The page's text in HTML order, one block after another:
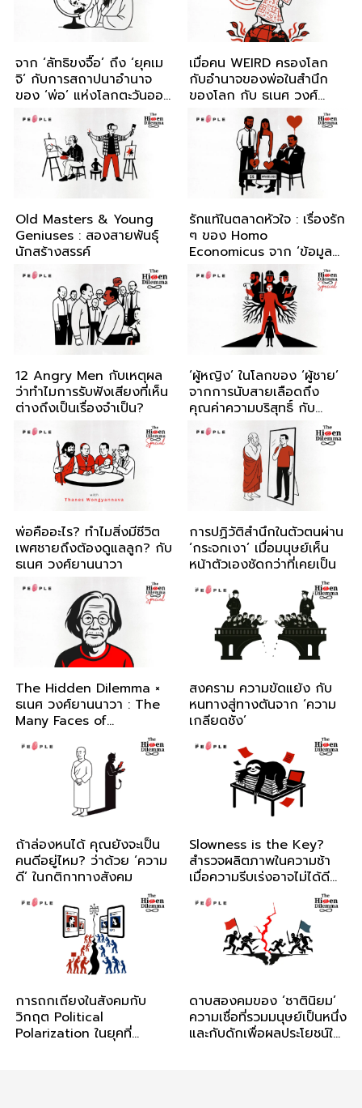
จาก ‘ลัทธิขงจื๊อ’ ถึง ‘ยุคเม
จิ’ กับการสถาปนาอำนาจ
ของ ‘พ่อ’ แห่งโลกตะวันออก
กับ ธเนศ วงศ์ยานนาวา
เมื่อคน WEIRD ครองโลก
กับอำนาจของพ่อในสำนึก
ของโลก กับ ธเนศ วงศ์
ยานนาวา
Old Masters & Young
Geniuses : สองสายพันธุ์
นักสร้างสรรค์
รักแท้ในตลาดหัวใจ : เรื่องรัก
ๆ ของ Homo
Economicus จาก ‘ข้อมูล
อสมมาตร’ ถึง ‘ความเป็น
เหตุเป็นผล’
12 Angry Men กับเหตุผล
ว่าทำไมการรับฟังเสียงที่เห็น
ต่างถึงเป็นเรื่องจำเป็น?
‘ผู้หญิง’ ในโลกของ ‘ผู้ชาย’
จากการนับสายเลือดถึง
คุณค่าความบริสุทธิ์ กับ
ธเนศ วงศ์ยานนาวา
พ่อคืออะไร? ทำไมสิ่งมีชีวิต
เพศชายถึงต้องดูแลลูก? กับ
ธเนศ วงศ์ยานนาวา
การปฏิวัติสำนึกในตัวตนผ่าน
‘กระจกเงา’ เมื่อมนุษย์เห็น
หน้าตัวเองชัดกว่าที่เคยเป็น
The Hidden Dilemma ×
ธเนศ วงศ์ยานนาวา : The
Many Faces of
Fatherhood
สงคราม ความขัดแย้ง กับ
หนทางสู่ทางตันจาก ‘ความ
เกลียดชัง’
ถ้าล่องหนได้ คุณยังจะเป็น
คนดีอยู่ไหม? ว่าด้วย ‘ความ
ดี’ ในกติกาทางสังคม
Slowness is the Key?
สำรวจผลิตภาพในความช้า
เมื่อความรีบเร่งอาจไม่ได้ดี
เสมอไป
การถกเถียงในสังคมกับ
วิกฤต Political
Polarization ในยุคที่
ดาบสองคมของ ‘ชาตินิยม’
ความเชื่อที่รวมมนุษย์เป็นหนึ่ง
และกับดักเพื่อผลประโยชน์ใน